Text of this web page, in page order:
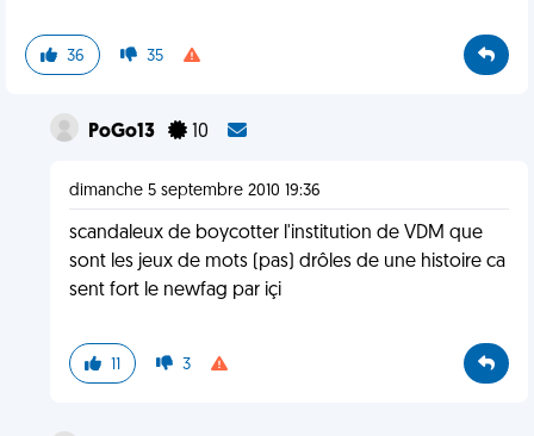
36 35
PoGo13 10
dimanche 5 septembre 2010 19:36
scandaleux de boycotter l'institution de VDM que
sont les jeux de mots (pas) drôles de une histoire ca
sent fort le newfag par içi
11 3